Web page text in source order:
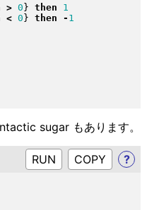
> 0 } then
1
< 0 } then - 1
sugar もあります。
RUN ?